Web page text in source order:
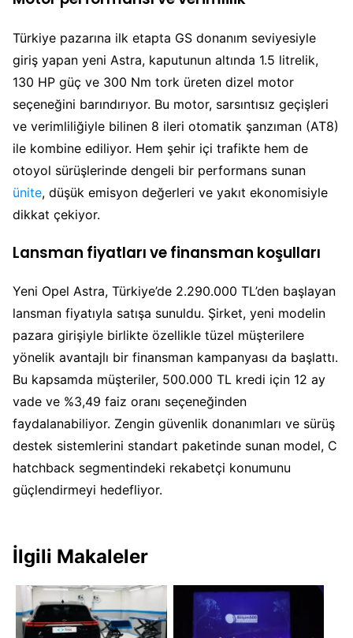
Türkiye pazarına ilk etapta GS donanım seviyesiyle
giriş yapan yeni Astra, kaputunun altında 1.5 litrelik,
130 HP güç ve 300 Nm tork üreten dizel motor
seçeneğini barındırıyor. Bu motor, sarsıntısız geçişleri
ve verimliliğiyle bilinen 8 ileri otomatik şanzıman (AT8)
ile kombine ediliyor. Hem şehir içi trafikte hem de
otoyol sürüşlerinde dengeli bir performans sunan
ünite, düşük emisyon değerleri ve yakıt ekonomisiyle
dikkat çekiyor.
Lansman fiyatları ve finansman koşulları
Yeni Opel Astra, Türkiye’de 2.290.000 TL’den başlayan
lansman fiyatıyla satışa sunuldu. Şirket, yeni modelin
pazara girişiyle birlikte özellikle tüzel müşterilere
yönelik avantajlı bir finansman kampanyası da başlattı.
Bu kapsamda müşteriler, 500.000 TL kredi için 12 ay
vade ve %3,49 faiz oranı seçeneğinden
faydalanabiliyor. Zengin güvenlik donanımları ve sürüş
destek sistemlerini standart paketinde sunan model, C
hatchback segmentindeki rekabetçi konumunu
güçlendirmeyi hedefliyor.
İlgili Makaleler